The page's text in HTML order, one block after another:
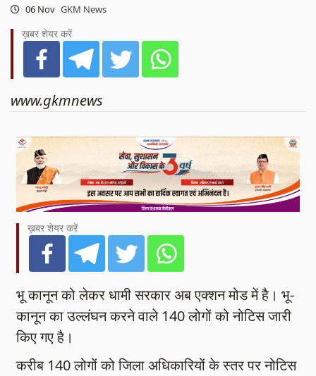
06 Nov GKM News
ख़बर शेयर करें
www.gkmnews
ख़बर शेयर करें
भू कानून को लेकर धामी सरकार अब एक्शन मोड में है। भू-
कानून का उल्लंघन करने वाले 140 लोगों को नोटिस जारी
किए गए है।
करीब 140 लोगों को जिला अधिकारियों के स्तर पर नोटिस